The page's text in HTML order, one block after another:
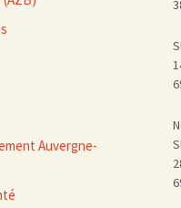
Auvergne-